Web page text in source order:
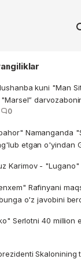
kuni "Man
0
Namanganda
etgan o'yindan
Karimov -
Rafinyani
o'z javobini
Serlotni 40 million
Skalonining